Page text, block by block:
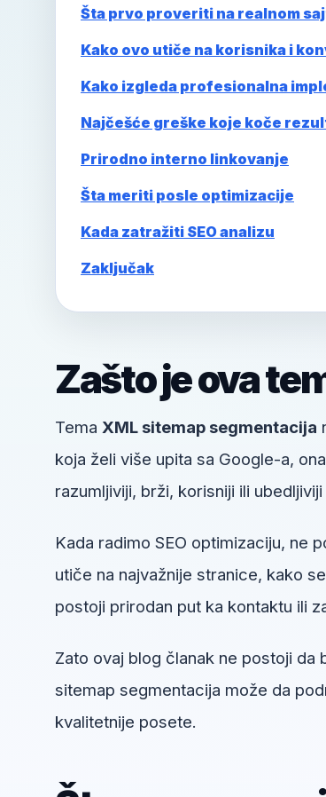
Šta prvo proveriti na realnom
Kako ovo utiče na korisnika i
Kako izgleda profesionalna
Najčešće greške koje koče
Prirodno interno linkovanje
Šta meriti posle optimizacije
Kada zatražiti SEO analizu
Zaključak
Zašto je ova
Tema XML sitemap segmentacija
koja želi više upita sa Google-a,
razumljiviji, brži, korisniji ili
Kada radimo SEO optimizaciju, ne
utiče na najvažnije stranice, kako
postoji prirodan put ka kontaktu ili
Zato ovaj blog članak ne postoji
sitemap segmentacija može da
kvalitetnije posete.